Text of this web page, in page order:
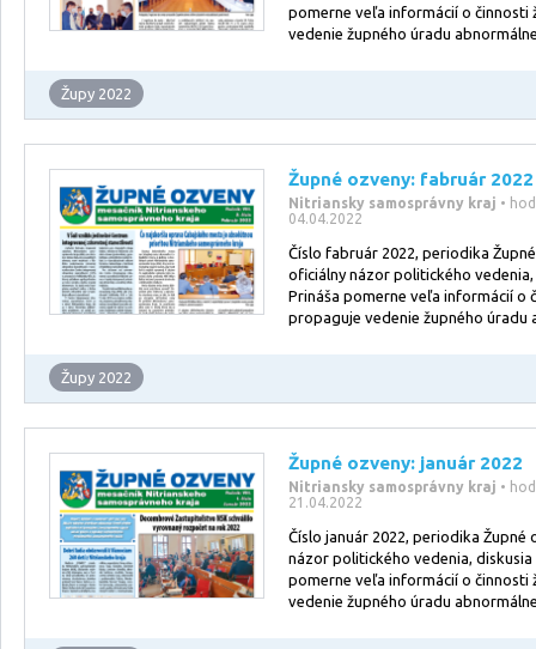
pomerne veľa informácií o činnosti
vedenie župného úradu
Župy 2022
Župné ozveny: fabruár 2022
Nitriansky samosprávny kraj •
04.04.2022
Číslo fabruár 2022, periodika
oficiálny názor politického vedenia,
Prináša pomerne veľa informácií o
propaguje vedenie župného úradu
Župy 2022
Župné ozveny: január 2022
Nitriansky samosprávny kraj •
21.04.2022
Číslo január 2022, periodika Župné
názor politického vedenia, diskusia
pomerne veľa informácií o činnosti
vedenie župného úradu